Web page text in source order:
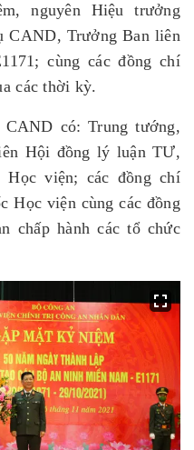
nguyên Hiệu trưởng
CAND, Trưởng Ban liên
cùng các đồng chí
các thời kỳ.
có: Trung tướng,
Hội đồng lý luận TƯ,
viện; các đồng chí
Học viện cùng các đồng
chấp hành các tổ chức